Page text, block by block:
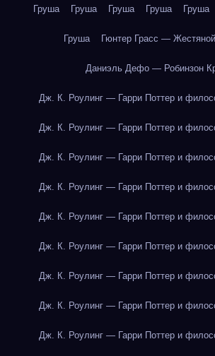
Груша Груша Груша Груша Груша
Груша Гюнтер Грасс —
Даниэль Дефо — Робинзон
Дж. К. Роулинг — Гарри Поттер и
Дж. К. Роулинг — Гарри Поттер и
Дж. К. Роулинг — Гарри Поттер и
Дж. К. Роулинг — Гарри Поттер и
Дж. К. Роулинг — Гарри Поттер и
Дж. К. Роулинг — Гарри Поттер и
Дж. К. Роулинг — Гарри Поттер и
Дж. К. Роулинг — Гарри Поттер и
Дж. К. Роулинг — Гарри Поттер и